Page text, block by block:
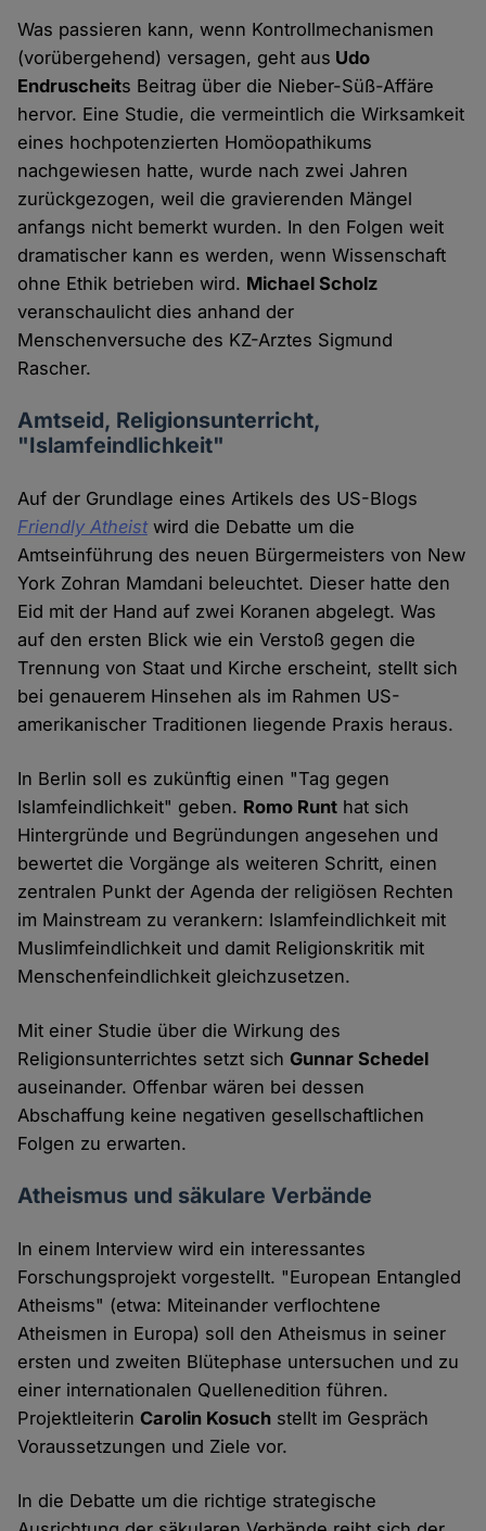
Was passieren kann, wenn Kontrollmechanismen
(vorübergehend) versagen, geht aus Udo
Endruscheits Beitrag über die Nieber-Süß-Affäre
hervor. Eine Studie, die vermeintlich die Wirksamkeit
eines hochpotenzierten Homöopathikums
nachgewiesen hatte, wurde nach zwei Jahren
zurückgezogen, weil die gravierenden Mängel
anfangs nicht bemerkt wurden. In den Folgen weit
dramatischer kann es werden, wenn Wissenschaft
ohne Ethik betrieben wird. Michael Scholz
veranschaulicht dies anhand der
Menschenversuche des KZ-Arztes Sigmund
Rascher.
Amtseid, Religionsunterricht,
"Islamfeindlichkeit"
Auf der Grundlage eines Artikels des US-Blogs
Friendly Atheistwird die Debatte um die
Amtseinführung des neuen Bürgermeisters von New
York Zohran Mamdani beleuchtet. Dieser hatte den
Eid mit der Hand auf zwei Koranen abgelegt. Was
auf den ersten Blick wie ein Verstoß gegen die
Trennung von Staat und Kirche erscheint, stellt sich
bei genauerem Hinsehen als im Rahmen US-
amerikanischer Traditionen liegende Praxis heraus.
In Berlin soll es zukünftig einen "Tag gegen
Islamfeindlichkeit" geben. Romo Runt hat sich
Hintergründe und Begründungen angesehen und
bewertet die Vorgänge als weiteren Schritt, einen
zentralen Punkt der Agenda der religiösen Rechten
im Mainstream zu verankern: Islamfeindlichkeit mit
Muslimfeindlichkeit und damit Religionskritik mit
Menschenfeindlichkeit gleichzusetzen.
Mit einer Studie über die Wirkung des
Religionsunterrichtes setzt sichGunnar Schedel
auseinander. Offenbar wären bei dessen
Abschaffung keine negativen gesellschaftlichen
Folgen zu erwarten.
Atheismus und säkulare Verbände
In einem Interview wird ein interessantes
Forschungsprojekt vorgestellt. "European Entangled
Atheisms" (etwa: Miteinander verflochtene
Atheismen in Europa) soll den Atheismus in seiner
ersten und zweiten Blütephase untersuchen und zu
einer internationalen Quellenedition führen.
ProjektleiterinCarolin Kosuch stellt im Gespräch
Voraussetzungen und Ziele vor.
In die Debatte um die richtige strategische